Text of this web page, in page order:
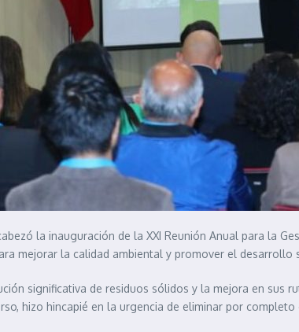
la inauguración de la XXI Reunión Anual para la
mejorar la calidad ambiental y promover el desarrollo
significativa de residuos sólidos y la mejora en
hizo hincapié en la urgencia de eliminar por